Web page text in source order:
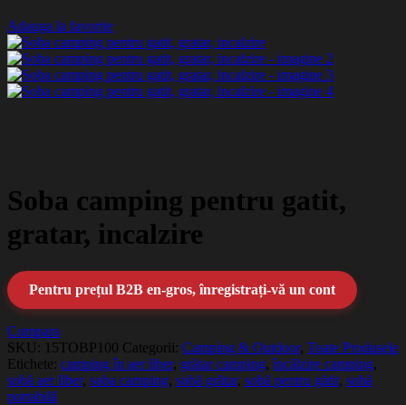
Adauga la favorite
Soba camping pentru gatit,
gratar, incalzire
Pentru prețul B2B en-gros, înregistrați-vă un cont
Compara
SKU: 15TOBP100 Categorii: Camping & Outdoor, Toate Produsele
Etichete: camping în aer liber, grătar camping,încălzire camping,
sobă aer liber, soba camping, sobă grătar, sobă pentru gătit, sobă
portabilă